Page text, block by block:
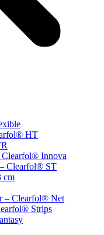
HT
Clearfol® Innova
Clearfol® ST
cm
– Clearfol® Net
Strips